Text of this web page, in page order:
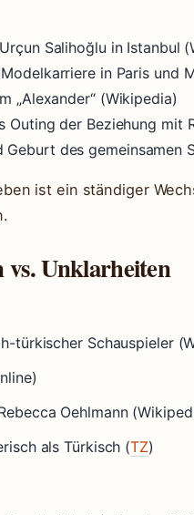
Salihoğlu in Istanbul
in Paris und
„Alexander“ (Wikipedia)
Outing der Beziehung mit
Geburt des gemeinsamen
ist ein ständiger
vs. Unklarheiten
türkischer Schauspieler
Oehlmann
als Türkisch (TZ)